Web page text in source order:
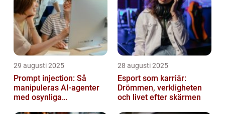
29 augusti 2025
Prompt injection: Så
manipuleras AI-agenter
med osynliga
28 augusti 2025
Esport som karriär:
Drömmen, verkligheten
och livet efter skärmen